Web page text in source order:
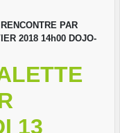
PAR
2018 14h00 DOJO-
13